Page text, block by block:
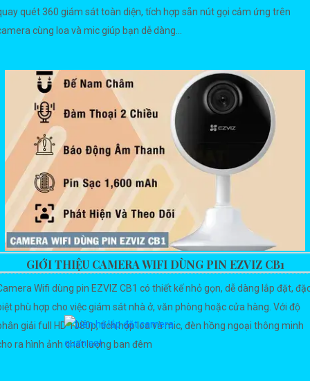
quét 360 giám sát toàn diện, tích hợp sẵn nút gọi cảm ứng trên
cùng loa và mic giúp bạn dễ dàng...
GIỚI THIỆU CAMERA WIFI DÙNG PIN EZVIZ CB1
Wifi dùng pin EZVIZ CB1 có thiết kế nhỏ gọn, dễ dàng lắp đặt,
phù hợp cho việc giám sát nhà ở, văn phòng hoặc cửa hàng. Với độ
giải full HD 1080p, tích hợp loa và mic, đèn hồng ngoại thông minh
ra hình ảnh chất lượng ban đêm